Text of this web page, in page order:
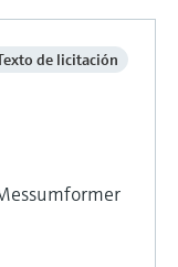
de licitación